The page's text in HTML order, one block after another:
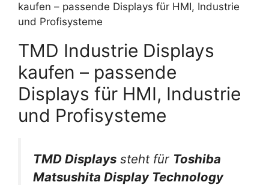
kaufen – passende Displays für HMI, Industrie
und Profisysteme
TMD Industrie Displays
kaufen – passende
Displays für HMI, Industrie
und Profisysteme
TMD Displays steht für Toshiba
Matsushita Display Technology